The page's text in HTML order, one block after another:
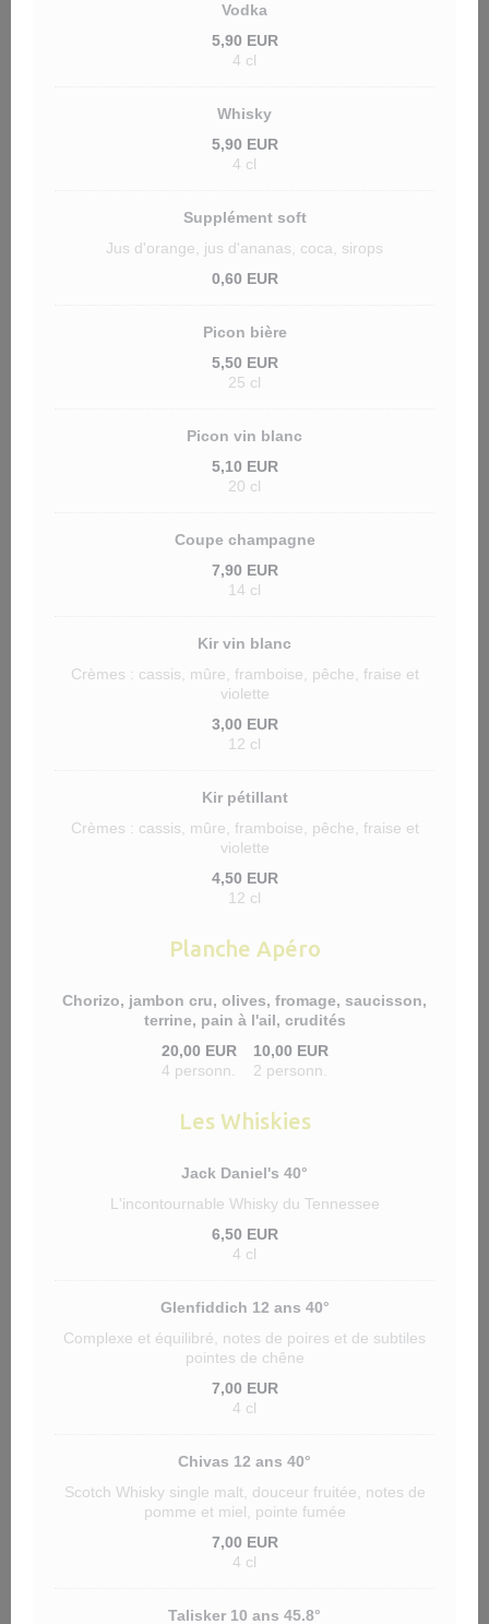
Vodka
5,90 EUR
4 cl
Whisky
5,90 EUR
4 cl
Supplément soft
Jus d'orange, jus d'ananas, coca, sirops
0,60 EUR
Picon bière
5,50 EUR
25 cl
Picon vin blanc
5,10 EUR
20 cl
Coupe champagne
7,90 EUR
14 cl
Kir vin blanc
Crèmes : cassis, mûre, framboise, pêche, fraise et
violette
3,00 EUR
12 cl
Kir pétillant
Crèmes : cassis, mûre, framboise, pêche, fraise et
violette
4,50 EUR
12 cl
Planche Apéro
Chorizo, jambon cru, olives, fromage, saucisson,
terrine, pain à l'ail, crudités
20,00 EUR
4 personn.
10,00 EUR
2 personn.
Les Whiskies
Jack Daniel's 40°
L'incontournable Whisky du Tennessee
6,50 EUR
4 cl
Glenfiddich 12 ans 40°
Complexe et équilibré, notes de poires et de subtiles
pointes de chêne
7,00 EUR
4 cl
Chivas 12 ans 40°
Scotch Whisky single malt, douceur fruitée, notes de
pomme et miel, pointe fumée
7,00 EUR
4 cl
Talisker 10 ans 45.8°